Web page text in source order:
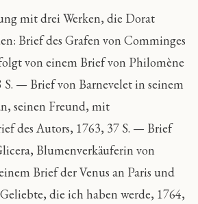
mit drei Werken, die Dorat
Brief des Grafen von Comminges
von einem Brief von Philomène
S. — Brief von Barnevelet in seinem
seinen Freund, mit
des Autors, 1763, 37 S. — Brief
Blumenverkäuferin von
Brief der Venus an Paris und
die ich haben werde, 1764,